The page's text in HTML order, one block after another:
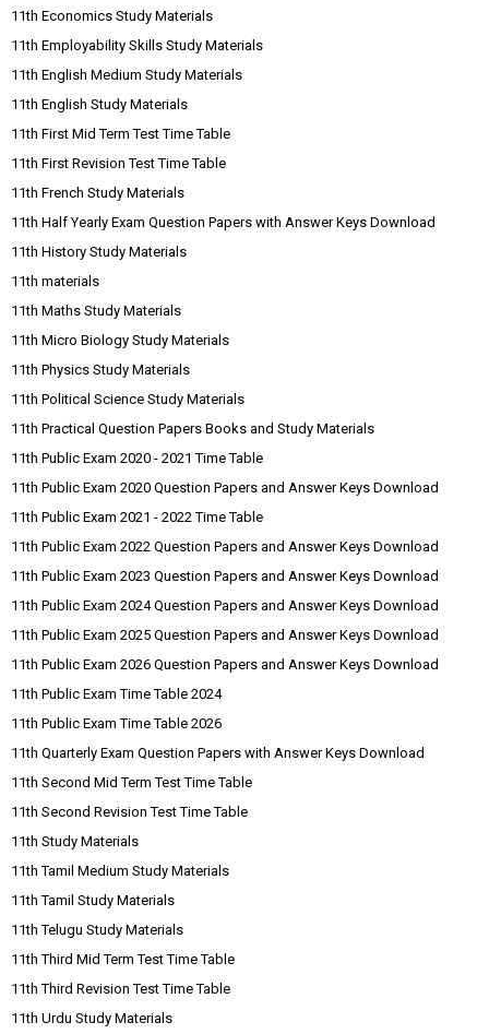
11th Economics Study Materials
11th Employability Skills Study Materials
11th English Medium Study Materials
11th English Study Materials
11th First Mid Term Test Time Table
11th First Revision Test Time Table
11th French Study Materials
11th Half Yearly Exam Question Papers with Answer Keys Download
11th History Study Materials
11th materials
11th Maths Study Materials
11th Micro Biology Study Materials
11th Physics Study Materials
11th Political Science Study Materials
11th Practical Question Papers Books and Study Materials
11th Public Exam 2020 - 2021 Time Table
11th Public Exam 2020 Question Papers and Answer Keys Download
11th Public Exam 2021 - 2022 Time Table
11th Public Exam 2022 Question Papers and Answer Keys Download
11th Public Exam 2023 Question Papers and Answer Keys Download
11th Public Exam 2024 Question Papers and Answer Keys Download
11th Public Exam 2025 Question Papers and Answer Keys Download
11th Public Exam 2026 Question Papers and Answer Keys Download
11th Public Exam Time Table 2024
11th Public Exam Time Table 2026
11th Quarterly Exam Question Papers with Answer Keys Download
11th Second Mid Term Test Time Table
11th Second Revision Test Time Table
11th Study Materials
11th Tamil Medium Study Materials
11th Tamil Study Materials
11th Telugu Study Materials
11th Third Mid Term Test Time Table
11th Third Revision Test Time Table
11th Urdu Study Materials